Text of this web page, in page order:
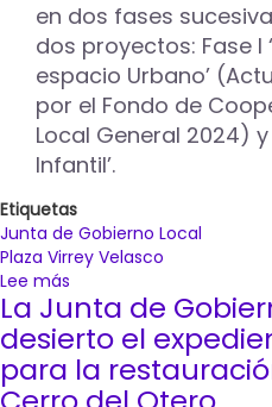
en dos fases
dos proyectos: Fase I
espacio Urbano’
por el Fondo de
Local General 2024) y
Infantil’.
Etiquetas
Junta de Gobierno Local
Plaza Virrey Velasco
Lee más
La
Junta
de
Gobierno
Local
La Junta de
desierto el
para la